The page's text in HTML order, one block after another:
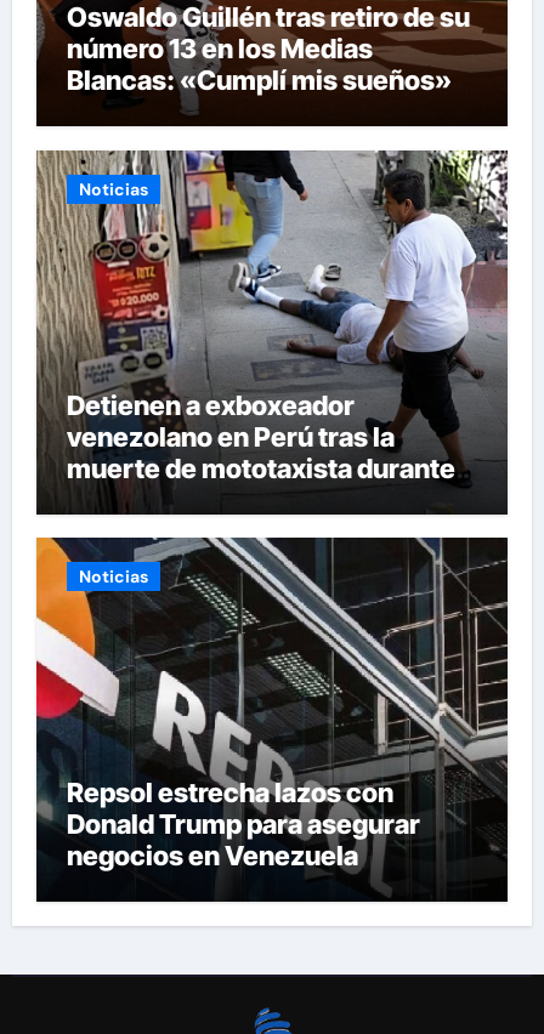
Oswaldo Guillén tras retiro de su
número 13 en los Medias
Blancas: «Cumplí mis sueños»
Noticias
Detienen a exboxeador
venezolano en Perú tras la
muerte de mototaxista durante
una riña
Noticias
Repsol estrecha lazos con
Donald Trump para asegurar
negocios en Venezuela